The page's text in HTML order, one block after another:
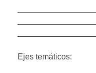
Ejes temáticos: